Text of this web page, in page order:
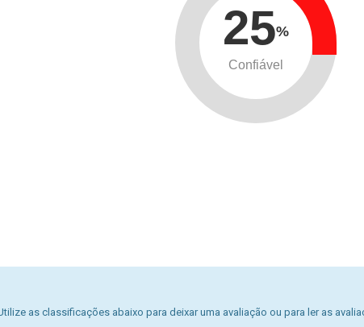
25%
Confiável
as classificações abaixo para deixar uma avaliação ou para ler as